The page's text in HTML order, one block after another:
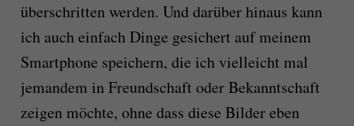
überschritten werden. Und darüber hinaus kann
ich auch einfach Dinge gesichert auf meinem
Smartphone speichern, die ich vielleicht mal
jemandem in Freundschaft oder Bekanntschaft
zeigen möchte, ohne dass diese Bilder eben